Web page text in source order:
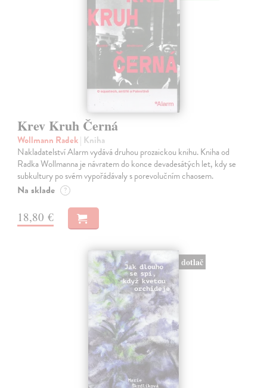
Krev Kruh Černá
Wollmann Radek| Kniha
Nakladatelství Alarm vydává druhou prozaickou knihu. Kniha od
Radka Wollmanna je návratem do konce devadesátých let, kdy se
subkultury po svém vypořádávaly s porevolučním chaosem.
Na sklade ?
18,80 €
dotlač